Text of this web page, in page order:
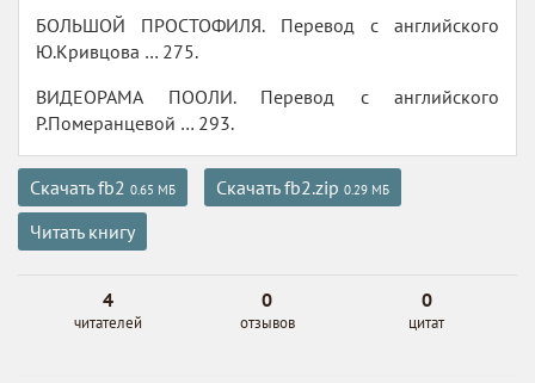
БОЛЬШОЙ ПРОСТОФИЛЯ. Перевод с английского
Ю.Кривцова … 275.
ВИДЕОРАМА ПООЛИ. Перевод с английского
Р.Померанцевой … 293.
Скачать fb2 0.65 МБ Скачать fb2.zip 0.29 МБ
Читать книгу
4
читателей
0
отзывов
0
цитат